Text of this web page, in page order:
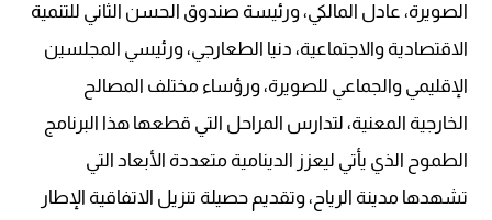
الصويرة، عادل المالكي، ورئيسة صندوق الحسن الثاني للتنمية
الاقتصادية والاجتماعية، دنيا الطعارجي، ورئيسي المجلسين
الإقليمي والجماعي للصويرة، ورؤساء مختلف المصالح
الخارجية المعنية، لتدارس المراحل التي قطعها هذا البرنامج
الطموح الذي يأتي ليعزز الدينامية متعددة الأبعاد التي
تشهدها مدينة الرياح، وتقديم حصيلة تنزيل الاتفاقية الإطار